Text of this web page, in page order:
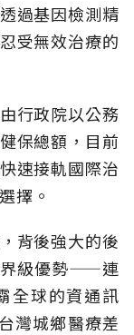
過基因檢測精
受無效治療的
行政院以公務
保總額，目前
速接軌國際治
擇。
背後強大的後
界級優勢——連
全球的資通訊
灣城鄉醫療差